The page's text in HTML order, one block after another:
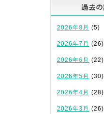
2026年8月 (5)
2026年7月 (26)
2026年6月 (22)
2026年5月 (30)
2026年4月 (28)
2026年3月 (26)